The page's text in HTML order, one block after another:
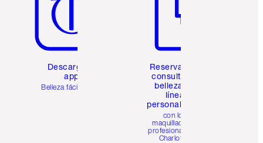
Descarga la
app
Belleza fácil para ti
Reserva una
consulta de
belleza en
línea
personalizada
con los
maquilladores
profesionales de
Charlotte.